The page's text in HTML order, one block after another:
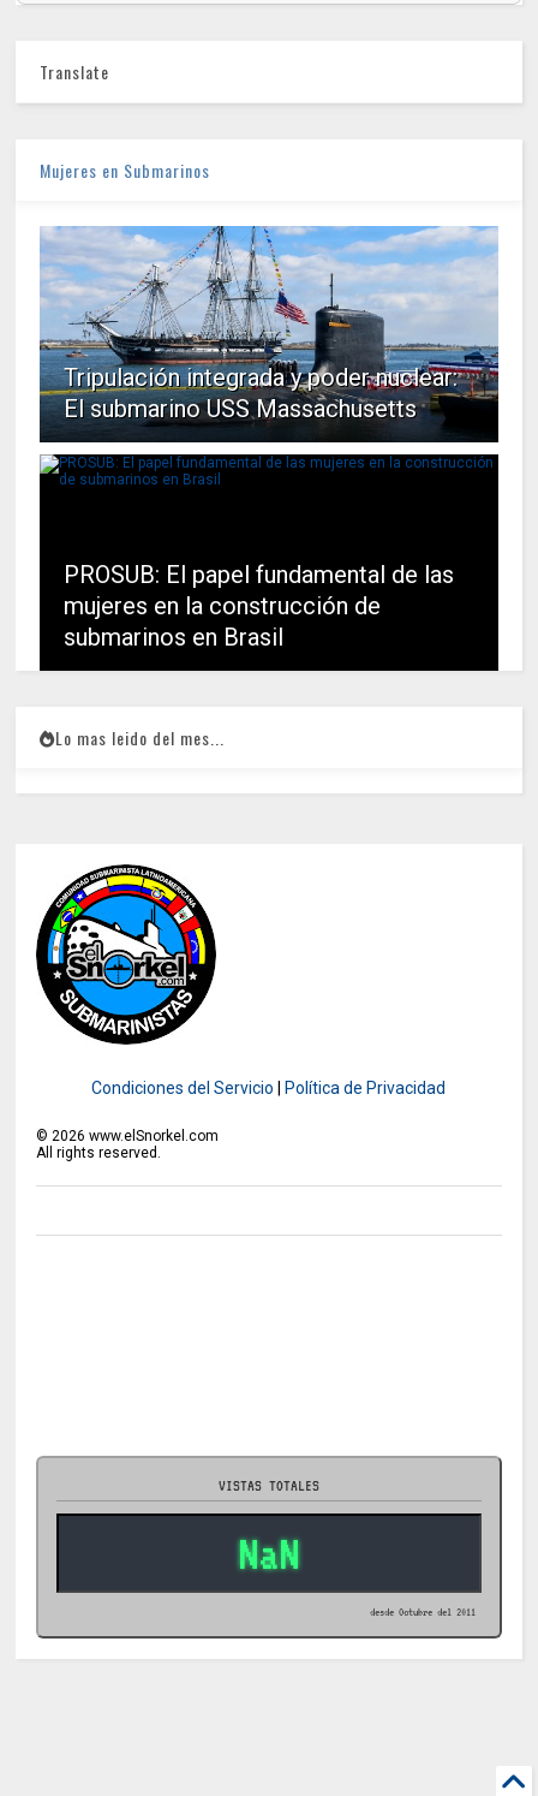
Translate
Mujeres en Submarinos
Tripulación integrada y poder nuclear:
El submarino USS Massachusetts
PROSUB: El papel fundamental de las
mujeres en la construcción de
submarinos en Brasil
Lo mas leido del mes...
Condiciones del Servicio Política de Privacidad
© 2026 www.elSnorkel.com
All rights reserved.
VISTAS TOTALES
NaN
desde Octubre del 2011